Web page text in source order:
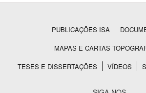
Rodapé
PUBLICAÇÕES ISA
MAPAS E CARTAS
TESES E DISSERTAÇÕES
VÍDEOS